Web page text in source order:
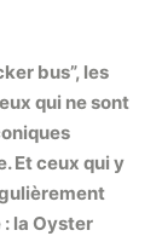
bus”, les
qui ne sont
Et ceux qui y
la Oyster